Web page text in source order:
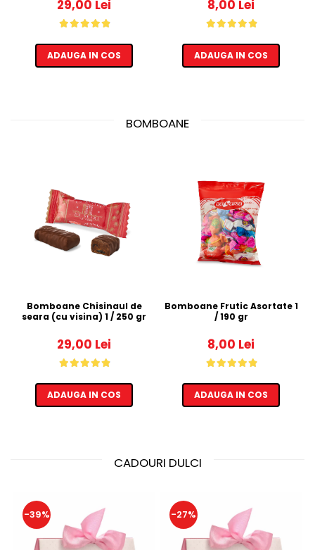
29,00 Lei
ADAUGA IN COS
8,00 Lei
ADAUGA IN COS
BOMBOANE
Bomboane Chisinaul de
seara (cu visina) 1 / 250 gr
29,00 Lei
ADAUGA IN COS
Bomboane Frutic Asortate 1
/ 190 gr
8,00 Lei
ADAUGA IN COS
CADOURI DULCI
-39% -27%